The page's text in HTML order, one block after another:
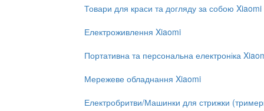
Товари для краси та догляду за собою Xiaomi
Електроживлення Xiaomi
Портативна та персональна електроніка
Мережеве обладнання Xiaomi
Електробритви/Машинки для стрижки